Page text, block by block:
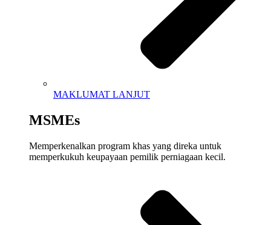
MAKLUMAT LANJUT
MSMEs
Memperkenalkan program khas yang direka untuk
memperkukuh keupayaan pemilik perniagaan kecil.